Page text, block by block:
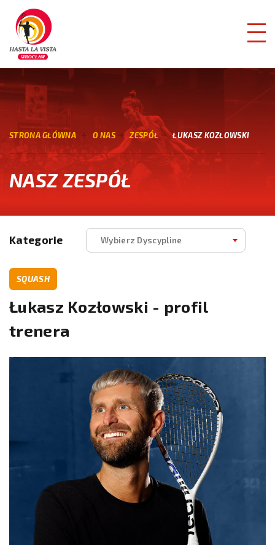
STRONA GŁÓWNA O NAS ZESPÓŁ ŁUKASZ KOZŁOWSKI
NASZ ZESPÓŁ
Kategorie Wybierz Dyscypline
SQUASH
Łukasz Kozłowski - profil
trenera